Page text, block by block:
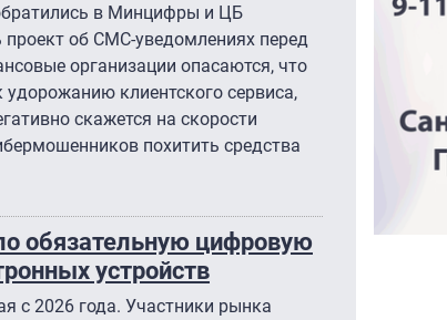
в Минцифры и ЦБ
проект об СМС-уведомлениях перед
организации опасаются, что
клиентского сервиса,
скажется на скорости
похитить средства
обязательную цифровую
устройств
с 2026 года. Участники рынка